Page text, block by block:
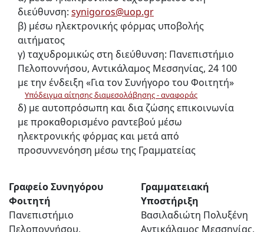
διεύθυνση: synigoros@uop.gr
β) μέσω ηλεκτρονικής φόρμας υποβολής
αιτήματος
γ) ταχυδρομικώς στη διεύθυνση: Πανεπιστήμιο
Πελοποννήσου, Αντικάλαμος Μεσσηνίας, 24 100
με την ένδειξη «Για τον Συνήγορο του Φοιτητή»
Υπόδειγμα αίτησης διαμεσολάβησης - αναφοράς
δ) με αυτοπρόσωπη και δια ζώσης επικοινωνία
με προκαθορισμένο ραντεβού μέσω
ηλεκτρονικής φόρμας και μετά από
προσυννενόηση μέσω της Γραμματείας
Γραφείο Συνηγόρου
Φοιτητή
Πανεπιστήμιο
Πελοποννήσου,
Γραμματειακή
Υποστήριξη
Βασιλαδιώτη Πολυξένη
Αντικάλαμος Μεσσηνίας,